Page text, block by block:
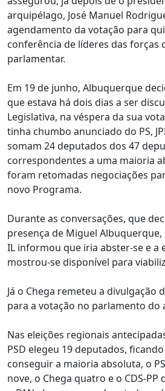
arquipélago, José Manuel
agendamento da votação para
conferência de líderes das forças
parlamentar.
Em 19 de junho, Albuquerque
que estava há dois dias a ser
Legislativa, na véspera da sua
tinha chumbo anunciado do PS,
somam 24 deputados dos 47
correspondentes a uma maioria
foram retomadas negociações
novo Programa.
Durante as conversações, que
presença de Miguel
IL informou que iria abster-se e a
mostrou-se disponível para
Já o Chega remeteu a divulgação
para a votação no parlamento do
Nas eleições regionais
PSD elegeu 19 deputados,
conseguir a maioria absoluta, o
nove, o Chega quatro e o CDS-PP